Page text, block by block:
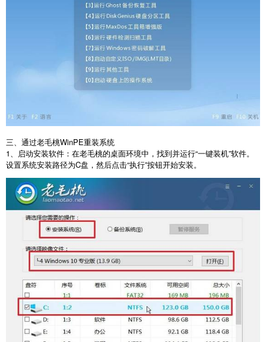
三、通过老毛桃WinPE重装系统
1、启动安装软件：在老毛桃的桌面环境中，找到并运行“一键装机”软件。
设置系统安装路径为C盘，然后点击“执行”按钮开始安装。